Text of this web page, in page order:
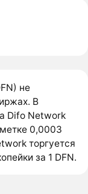
не
В
Difo Network
0,0003
торгуется
за 1 DFN.